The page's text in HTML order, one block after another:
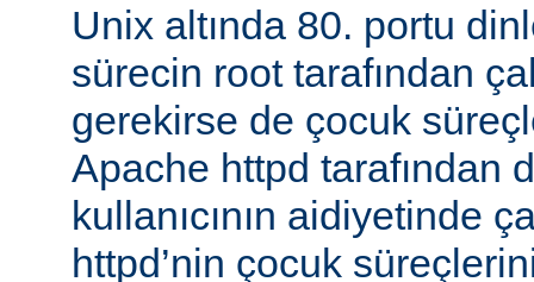
Unix altında 80. portu
sürecin root tarafından
gerekirse de çocuk
Apache httpd tarafından
kullanıcının aidiyetinde
httpd’nin çocuk